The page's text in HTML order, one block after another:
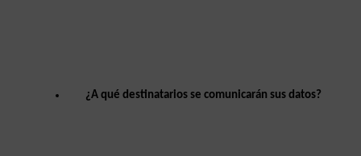
¿A qué destinatarios se comunicarán sus datos?